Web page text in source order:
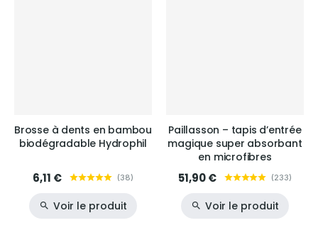
Brosse à dents en bambou
biodégradable Hydrophil
6,11 € (38)
Voir le produit
Paillasson – tapis d’entrée
magique super absorbant
en microfibres
51,90 € (233)
Voir le produit